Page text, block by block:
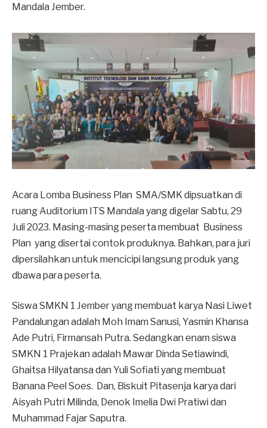
Mandala Jember.
Acara Lomba Business Plan SMA/SMK dipsuatkan di
ruang Auditorium ITS Mandala yang digelar Sabtu, 29
Juli 2023. Masing-masing peserta membuat Business
Plan yang disertai contok produknya. Bahkan, para juri
dipersilahkan untuk mencicipi langsung produk yang
dbawa para peserta.
Siswa SMKN 1 Jember yang membuat karya Nasi Liwet
Pandalungan adalah Moh Imam Sanusi, Yasmin Khansa
Ade Putri, Firmansah Putra. Sedangkan enam siswa
SMKN 1 Prajekan adalah Mawar Dinda Setiawindi,
Ghaitsa Hilyatansa dan Yuli Sofiati yang membuat
Banana Peel Soes. Dan, Biskuit Pitasenja karya dari
Aisyah Putri Milinda, Denok Imelia Dwi Pratiwi dan
Muhammad Fajar Saputra.